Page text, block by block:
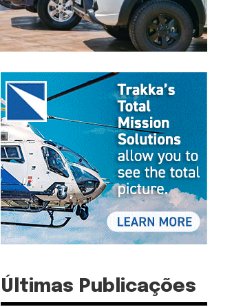
Últimas Publicações